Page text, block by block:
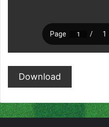
Download